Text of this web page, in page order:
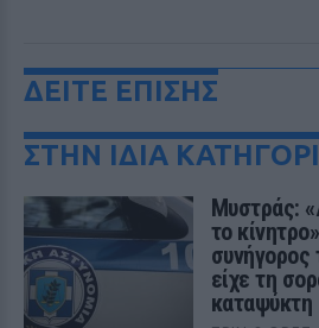
ΔΕΙΤΕ ΕΠΙΣΗΣ
ΣΤΗΝ ΙΔΙΑ
Μυστράς:
το
συνήγορος
είχε τη
καταψύκτη